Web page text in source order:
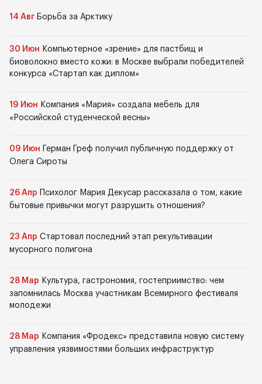
14 Авг Борьба за Арктику
30 Июн Компьютерное «зрение» для пастбищ и
биоволокно вместо кожи: в Москве выбрали победителей
конкурса «Стартап как диплом»
19 Июн Компания «Мария» создала мебель для
«Российской студенческой весны»
09 Июн
Герман Греф получил публичную поддержку от
Олега Сироты
26 Апр
Психолог Мария Декусар рассказала о том, какие
бытовые привычки могут разрушить отношения?
23 Апр Стартовал последний этап рекультивации
мусорного полигона
28 Мар Культура, гастрономия, гостеприимство: чем
запомнилась Москва участникам Всемирного фестиваля
молодежи
28 Мар Компания «Фродекс» представила новую систему
управления уязвимостями больших инфраструктур